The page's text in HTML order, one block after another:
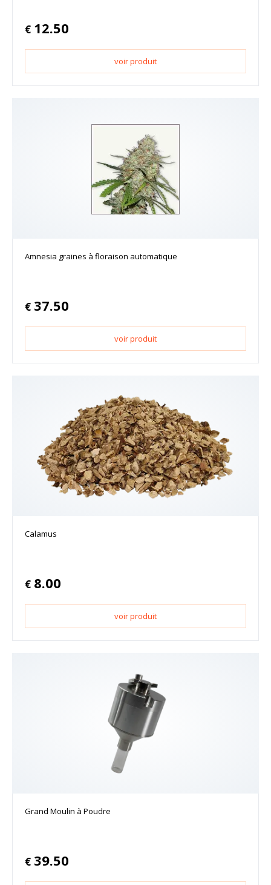
€ 12.50
voir produit
Amnesia graines à floraison automatique
€ 37.50
voir produit
Calamus
€ 8.00
voir produit
Grand Moulin à Poudre
€ 39.50